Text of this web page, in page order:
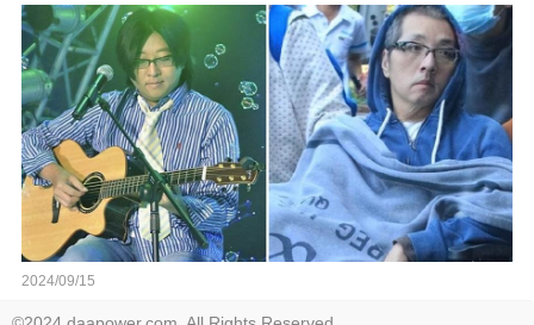
2024/09/15